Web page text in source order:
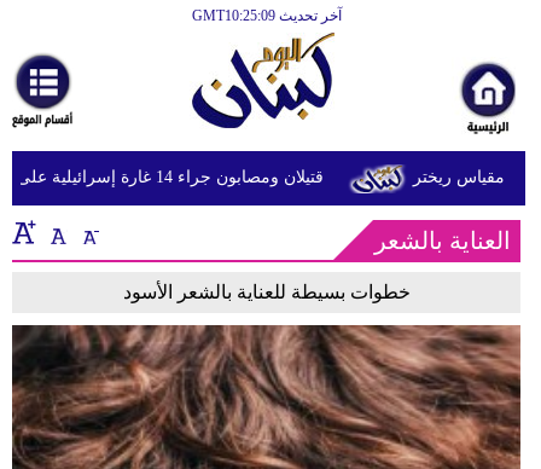
آخر تحديث GMT10:25:09
أخبارعاجلة
رياضة
ثقافة
إقتصاد
وموسيقى
أزياء
صحة
قتيلان ومصابون جراء 14 غارة إسرائيلية على شرق وجنوب لبنان
العناية بالشعر
خطوات بسيطة للعناية بالشعر الأسود